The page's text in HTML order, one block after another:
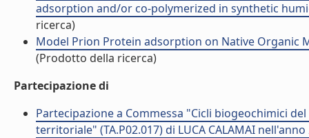
adsorption and/or co-polymerized in synthetic
ricerca)
Model Prion Protein adsorption on Native Organic
(Prodotto della ricerca)
Partecipazione di
Partecipazione a Commessa "Cicli biogeochimici
territoriale" (TA.P02.017) di LUCA CALAMAI nell'anno